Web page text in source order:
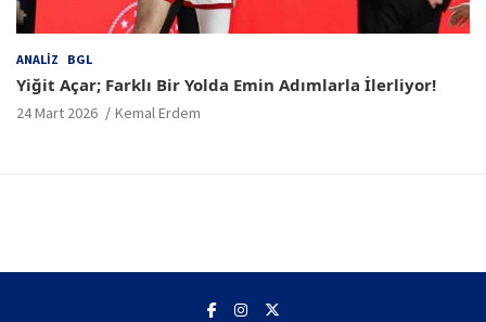
ANALIZ BGL
Yiğit Açar; Farklı Bir Yolda Emin Adımlarla İlerliyor!
24 Mart 2026 Kemal Erdem